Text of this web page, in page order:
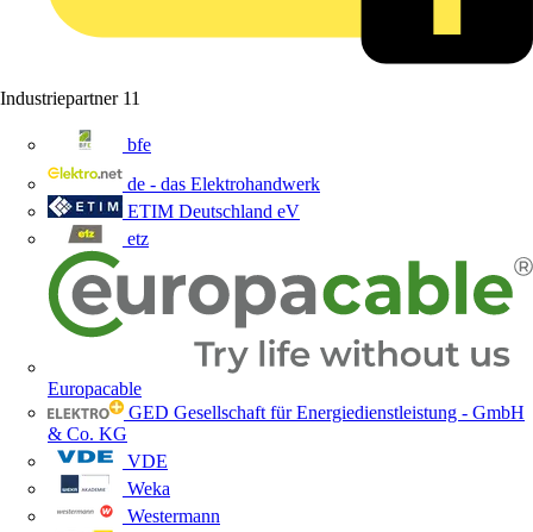
Industriepartner 11
bfe
de - das Elektrohandwerk
ETIM Deutschland eV
etz
Europacable
GED Gesellschaft für Energiedienstleistung - GmbH
& Co. KG
VDE
Weka
Westermann